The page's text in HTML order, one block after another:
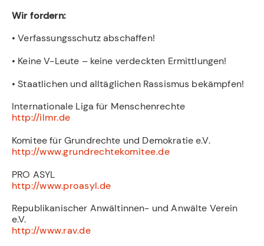
Wir fordern:
• Verfassungsschutz abschaffen!
• Keine V-Leute – keine verdeckten Ermittlungen!
• Staatlichen und alltäglichen Rassismus bekämpfen!
Internationale Liga für Menschenrechte
http://ilmr.de
Komitee für Grundrechte und Demokratie e.V.
http://www.grundrechtekomitee.de
PRO ASYL
http://www.proasyl.de
Republikanischer Anwältinnen- und Anwälte Verein
e.V.
http://www.rav.de